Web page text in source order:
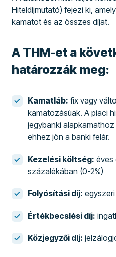
Hiteldíjmutató) fejezi ki,
kamatot és az összes díjat.
A THM-et a
határozzák meg:
Kamatláb: fix vagy
kamatozásúak. A piaci
jegybanki
ehhez jön a banki felár.
Kezelési költség: éves
százalékában (0-2%)
Folyósítási díj:
Értékbecslési díj:
Közjegyzői díj: